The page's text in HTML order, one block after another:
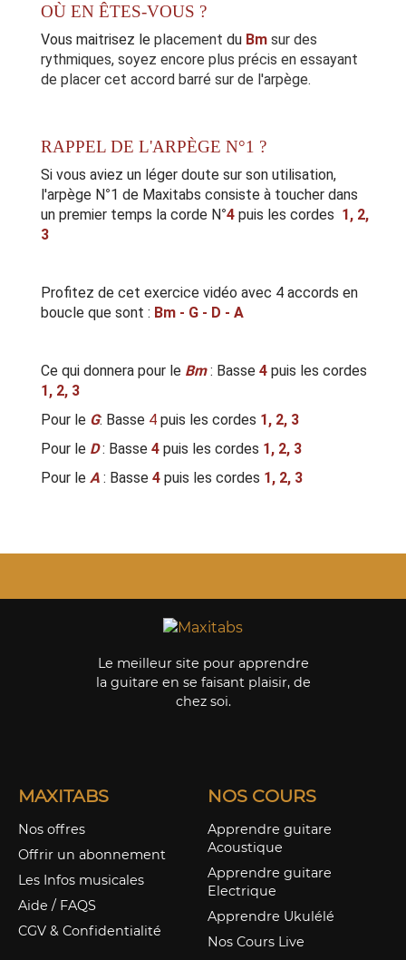
OÙ EN ÊTES-VOUS ?
Vous maitrisez le placement du Bm sur des
rythmiques, soyez encore plus précis en essayant
de placer cet accord barré sur de l'arpège.
RAPPEL DE L'ARPÈGE N°1 ?
Si vous aviez un léger doute sur son utilisation,
l'arpège N°1 de Maxitabs consiste à toucher dans
un premier temps la corde N°4 puis les cordes 1, 2,
3
Profitez de cet exercice vidéo avec 4 accords en
boucle que sont : Bm - G - D - A
Ce qui donnera pour le Bm: Basse 4 puis les cordes
1, 2, 3
Pour le G: Basse 4 puis les cordes 1, 2, 3
Pour le D : Basse 4 puis les cordes 1, 2, 3
Pour le A : Basse 4 puis les cordes 1, 2, 3
Le meilleur site pour apprendre
la guitare en se faisant plaisir, de
chez soi.
MAXITABS
Nos offres
Offrir un abonnement
Les Infos musicales
Aide / FAQS
CGV & Confidentialité
NOS COURS
Apprendre guitare
Acoustique
Apprendre guitare
Electrique
Apprendre Ukulélé
Nos Cours Live